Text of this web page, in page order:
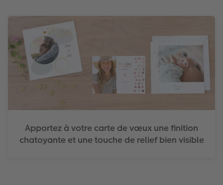
Apportez à votre carte de vœux une finition
chatoyante et une touche de relief bien visible